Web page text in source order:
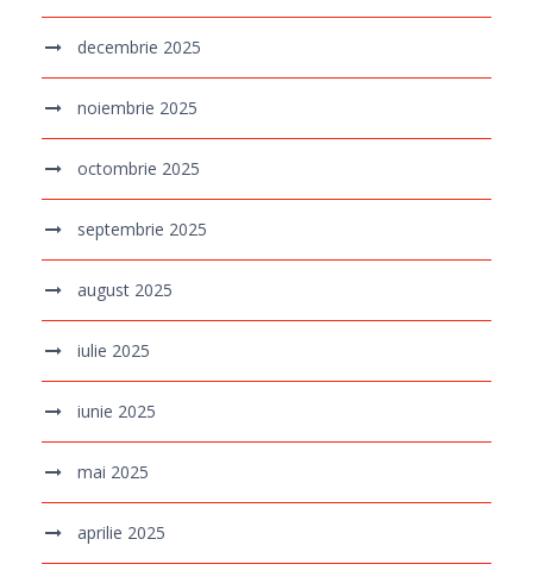
decembrie 2025
noiembrie 2025
octombrie 2025
septembrie 2025
august 2025
iulie 2025
iunie 2025
mai 2025
aprilie 2025